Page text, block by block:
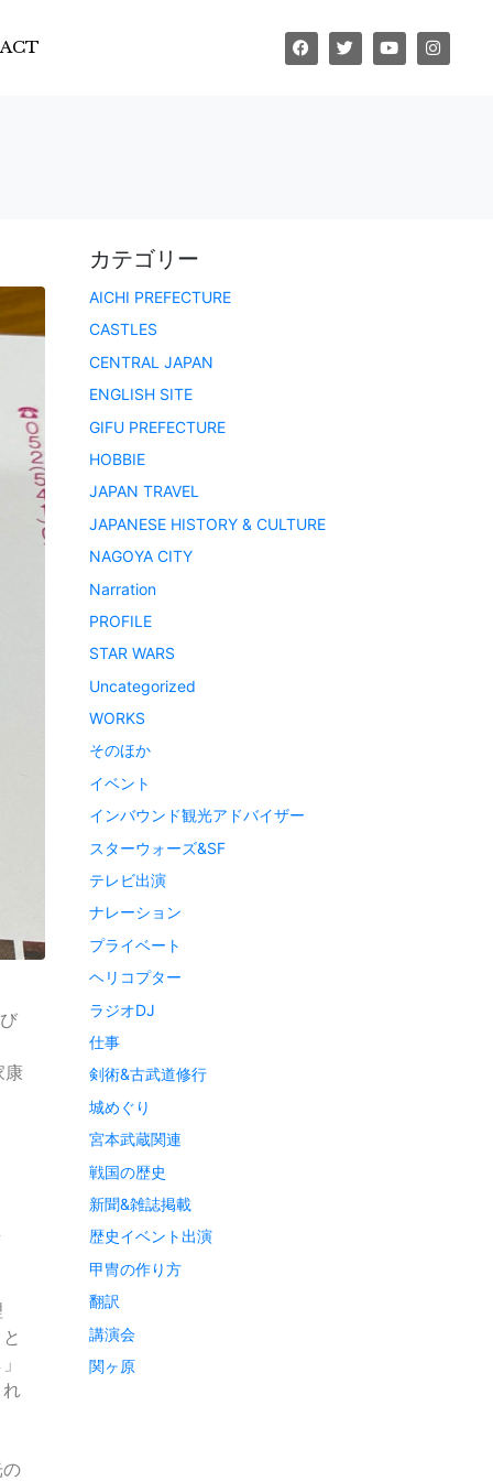
康
カテゴリー
AICHI PREFECTURE
CASTLES
CENTRAL JAPAN
ENGLISH SITE
GIFU PREFECTURE
HOBBIE
JAPAN TRAVEL
JAPANESE HISTORY & CULTURE
NAGOYA CITY
Narration
PROFILE
STAR WARS
Uncategorized
WORKS
そのほか
イベント
インバウンド観光アドバイザー
スターウォーズ&SF
テレビ出演
ナレーション
プライベート
ヘリコプター
ラジオDJ
仕事
剣術&古武道修行
城めぐり
宮本武蔵関連
戦国の歴史
新聞&雑誌掲載
歴史イベント出演
甲冑の作り方
翻訳
講演会
関ヶ原